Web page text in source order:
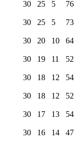
30 25 5 76
30 25 5 73
30 20 10 64
30 19 11 52
30 18 12 54
30 18 12 52
30 17 13 54
30 16 14 47